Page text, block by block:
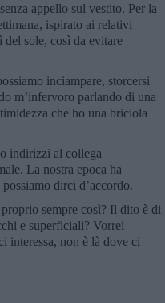
appello sul vestito. Per la
ispirato ai relativi
sole, così da evitare
inciampare, storcersi
m’infervoro parlando di una
che ho una briciola
indirizzi al collega
La nostra epoca ha
dirci d’accordo.
sempre così? Il dito è di
e superficiali? Vorrei
interessa, non è là dove ci